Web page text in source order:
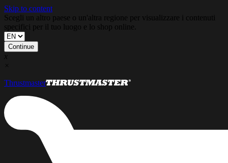
Skip to content
Scegli un altro paese o un'altra regione per visualizzare i contenuti
specifici per il tuo luogo e lo shop online.
Continue
x
×
Thrustmaster